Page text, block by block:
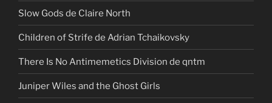
Slow Gods de Claire North
Children of Strife de Adrian Tchaikovsky
There Is No Antimemetics Division de qntm
Juniper Wiles and the Ghost Girls